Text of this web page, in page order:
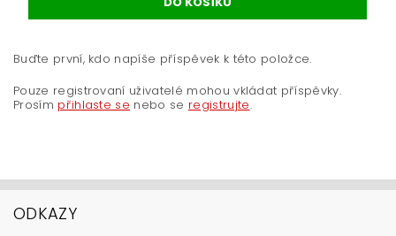
Buďte první, kdo napíše příspěvek k této položce.
Pouze registrovaní uživatelé mohou vkládat příspěvky.
Prosím přihlaste se nebo se registrujte.
ODKAZY